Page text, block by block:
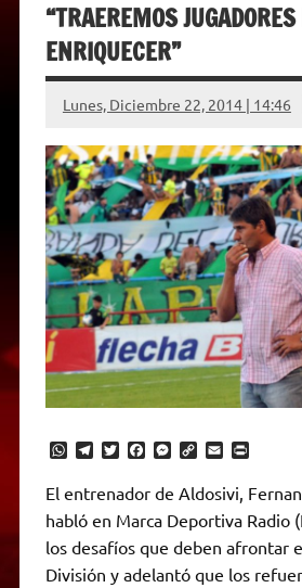
“TRAEREMOS
ENRIQUECER”
Lunes, Diciembre 22, 2014 | 14:46
W
t
s
A
p
p
T
e
g
a
m
T
t
t
r
F
e
b
o
k
M
s
e
n
g
e
C
p
y
L
n
k
E
a
i
l
P
i
n
t
r
i
El entrenador de Aldosivi,
habló en Marca Deportiva Radio
los desafíos que deben afrontar
División y adelantó que los